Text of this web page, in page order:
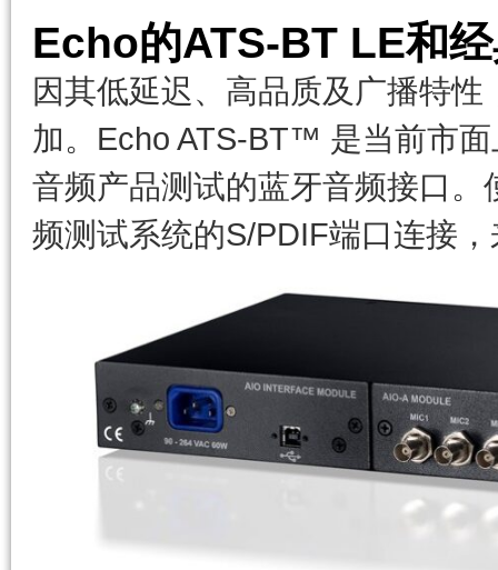
Echo的ATS-BT LE和
因其低延迟、高品质及广播特
加。Echo ATS-BT™ 是当前市
音频产品测试的蓝牙音频接口
频测试系统的S/PDIF端口连接